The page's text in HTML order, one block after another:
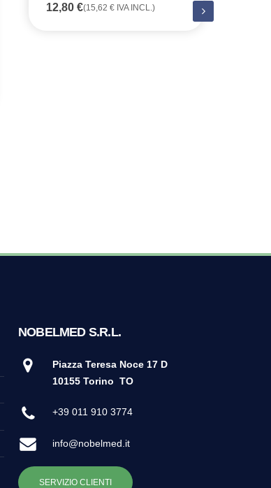
12,80 €(15,62 € IVA INCL.)
NOBELMED S.R.L.
Piazza Teresa Noce 17 D
10155 Torino TO
+39 011 910 3774
info@nobelmed.it
SERVIZIO CLIENTI